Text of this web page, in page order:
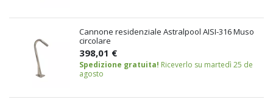
Cannone residenziale Astralpool AISI-316 Muso
circolare
398,01 €
Spedizione gratuita! Riceverlo su martedì 25 de
agosto